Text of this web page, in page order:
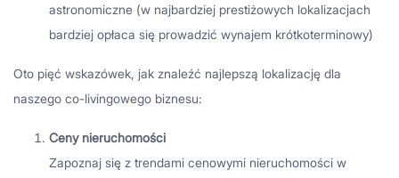
astronomiczne (w najbardziej prestiżowych lokalizacjach
bardziej opłaca się prowadzić wynajem krótkoterminowy)
Oto pięć wskazówek, jak znaleźć najlepszą lokalizację dla
naszego co-livingowego biznesu:
Ceny nieruchomości
Zapoznaj się z trendami cenowymi nieruchomości w